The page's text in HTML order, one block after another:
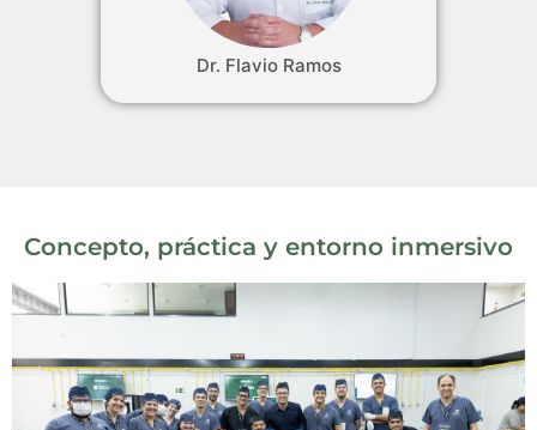
Dr. Flavio Ramos
Concepto, práctica y entorno inmersivo